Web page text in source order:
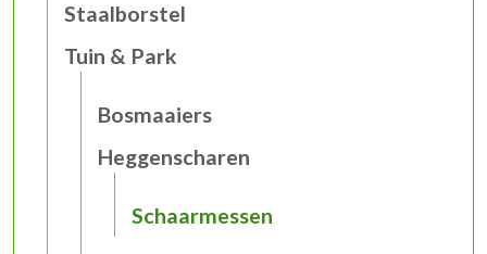
Staalborstel
Tuin & Park
Bosmaaiers
Heggenscharen
Schaarmessen